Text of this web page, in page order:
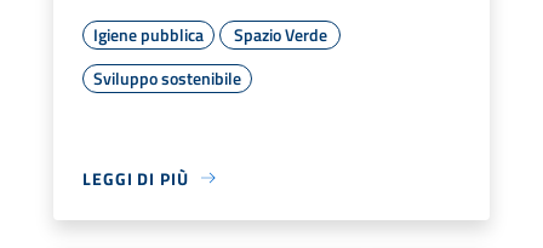
Igiene pubblica
Spazio Verde
Sviluppo sostenibile
LEGGI DI PIÙ